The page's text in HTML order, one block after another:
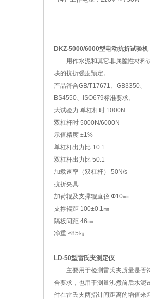
DKZ-5000/6000型电动抗折试验机
用作水泥和其它非属脆性材料
块的抗折强度预定。
产品符合GB/T17671、GB3350、
BS4550、ISO679标准要求。
大试验力 单杠杆时 1000N
双杠杆时 5000N/6000N
示值精度 ±1%
单杠杆出力比 10:1
双杠杆出力比 50:1
加载速率（双杠杆） 50N/s
抗折夹具
加荷辊及支撑辊直径 Ф10㎜
支撑辊距 100±0.1㎜
隔板间距 46㎜
净重 ≈85㎏
LD-50型雷氏夹测定仪
主要用于检测雷氏夹质量是否
合要求，也用于测量沸煮前后水泥
件在雷氏夹两指针间距离的增值来